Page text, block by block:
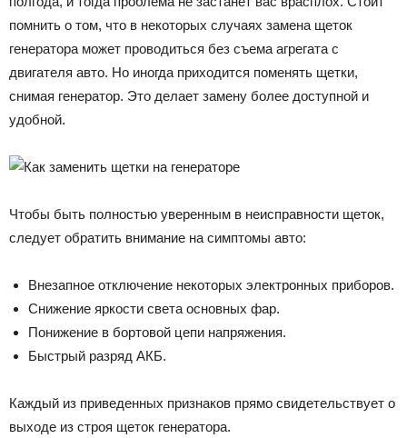
помнить о том, что в некоторых случаях замена щеток
генератора может проводиться без съема агрегата с
двигателя авто. Но иногда приходится поменять щетки,
снимая генератор. Это делает замену более доступной и
удобной.
Чтобы быть полностью уверенным в неисправности щеток,
следует обратить внимание на симптомы авто:
Внезапное отключение некоторых электронных приборов.
Снижение яркости света основных фар.
Понижение в бортовой цепи напряжения.
Быстрый разряд АКБ.
Каждый из приведенных признаков прямо свидетельствует о
выходе из строя щеток генератора.